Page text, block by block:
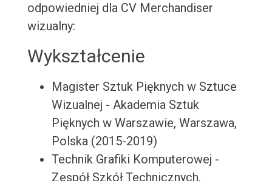
odpowiedniej dla CV Merchandiser
wizualny:
Wykształcenie
Magister Sztuk Pięknych w Sztuce
Wizualnej - Akademia Sztuk
Pięknych w Warszawie, Warszawa,
Polska (2015-2019)
Technik Grafiki Komputerowej -
Zespół Szkół Technicznych,